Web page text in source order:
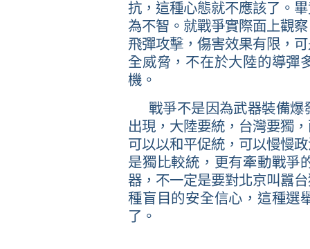
抗，這種心態就不應該了。
為不智。就戰爭實際面上觀
飛彈攻擊，傷害效果有限，
全威脅，不在於大陸的導彈
機。
戰爭不是因為武器裝備
出現，大陸要統，台灣要獨
可以以和平促統，可以慢慢
是獨比較統，更有牽動戰爭
器，不一定是要對北京叫囂
種盲目的安全信心，這種選
了。